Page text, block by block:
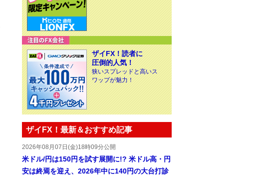
ザイFX！読者に
圧倒的人気！
狭いスプレッドと高いス
ワップが魅力！
ザイFX！最新＆おすすめ記事
2026年08月07日(金)18時09分公開
米ドル/円は150円を試す展開に!? 米ドル高・円
安は終焉を迎え、2026年中に140円の大台打診